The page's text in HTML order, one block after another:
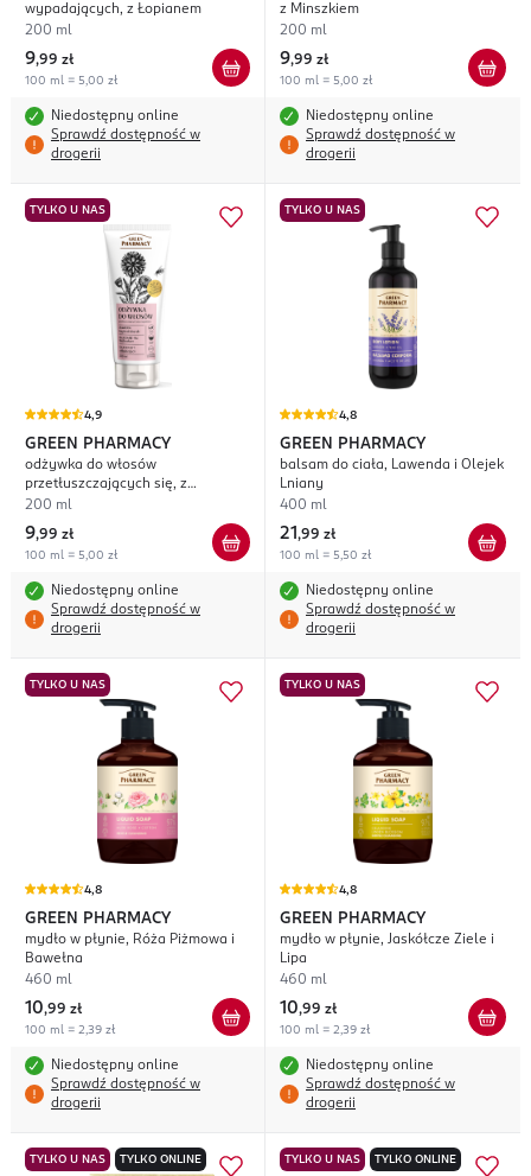
wypadających, z Łopianem
200 ml
9,99 zł
100 ml = 5,00 zł
Niedostępny online
Sprawdź dostępność w
drogerii
z Minszkiem
200 ml
9,99 zł
100 ml = 5,00 zł
Niedostępny online
Sprawdź dostępność w
drogerii
TYLKO U NAS
4,9
GREEN PHARMACY
odżywka do włosów
przetłuszczających się, z
Nagietkiem
200 ml
9,99 zł
100 ml = 5,00 zł
Niedostępny online
Sprawdź dostępność w
drogerii
TYLKO U NAS
4,8
GREEN PHARMACY
balsam do ciała, Lawenda i Olejek
Lniany
400 ml
21 ,99 zł
100 ml = 5,50 zł
Niedostępny online
Sprawdź dostępność w
drogerii
TYLKO U NAS
4,8
GREEN PHARMACY
mydło w płynie, Róża Piżmowa i
Bawełna
460 ml
10,99 zł
100 ml = 2,39 zł
Niedostępny online
Sprawdź dostępność w
drogerii
TYLKO U NAS
4,8
GREEN PHARMACY
mydło w płynie, Jaskółcze Ziele i
Lipa
460 ml
10,99 zł
100 ml = 2,39 zł
Niedostępny online
Sprawdź dostępność w
drogerii
TYLKO U NAS TYLKO ONLINE TYLKO U NAS TYLKO ONLINE